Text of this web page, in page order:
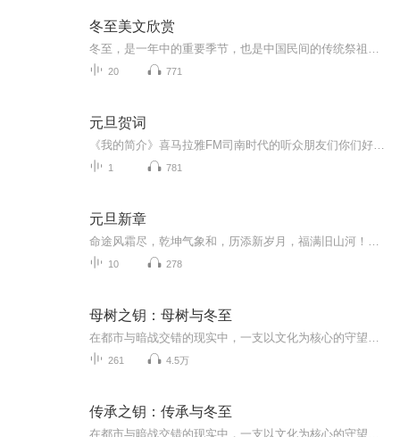
冬至美文欣赏
20 771
元旦贺词
1 781
元旦新章
10 278
母树之钥：母树与冬至
261 4.5万
传承之钥：传承与冬至